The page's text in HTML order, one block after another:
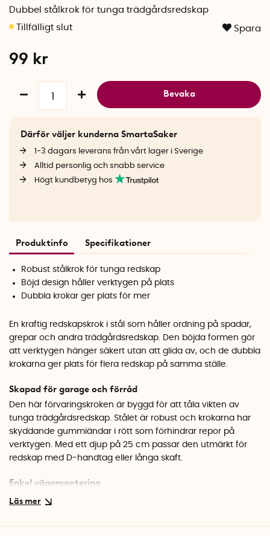
Dubbel stålkrok för tunga trädgårdsredskap
Spara
99 kr
Bevaka
Därför väljer kunderna SmartaSaker
1-3 dagars leverans från vårt lager i Sverige
Alltid personlig och snabb service
Högt kundbetyg hos
Produktinfo Specifikationer
Robust stålkrok för tunga redskap
Böjd design håller verktygen på plats
Dubbla krokar ger plats för mer
En kraftig redskapskrok i stål som håller ordning på spadar,
grepar och andra trädgårdsredskap. Den böjda formen gör
att verktygen hänger säkert utan att glida av, och de dubbla
krokarna ger plats för flera redskap på samma ställe.
Skapad för garage och förråd
Den här förvaringskroken är byggd för att tåla vikten av
tunga trädgårdsredskap. Stålet är robust och krokarna har
skyddande gummiändar i rött som förhindrar repor på
verktygen. Med ett djup på 25 cm passar den utmärkt för
redskap med D-handtag eller långa skaft.
Enkel väggmontering
Kroken skruvas fast direkt i väggen via de förborrade hålen i